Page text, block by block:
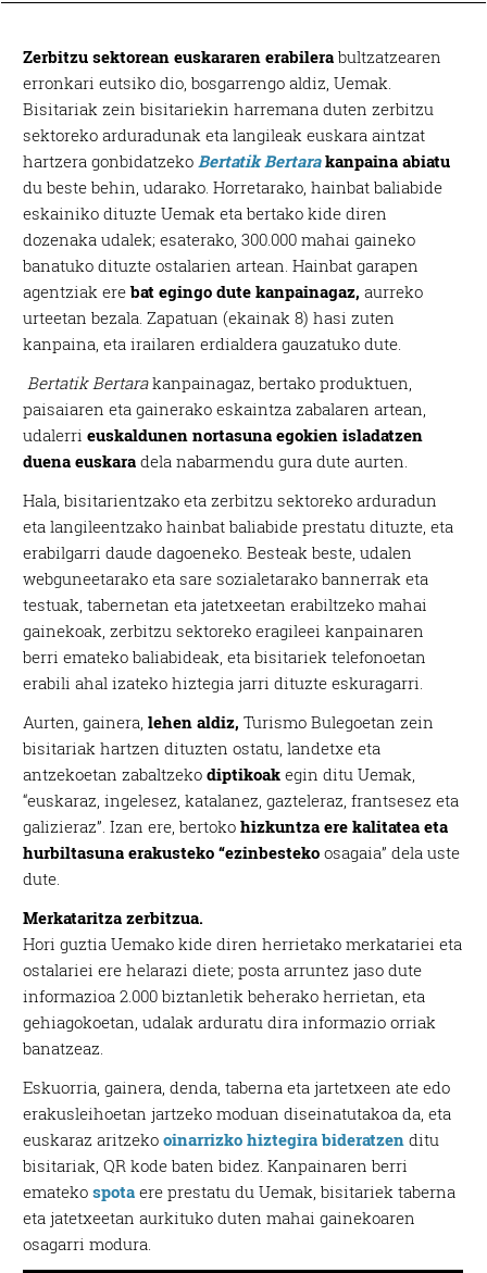
Zerbitzu sektorean euskararen erabilera bultzatzearen
erronkari eutsiko dio, bosgarrengo aldiz, Uemak.
Bisitariak zein bisitariekin harremana duten zerbitzu
sektoreko arduradunak eta langileak euskara aintzat
hartzera gonbidatzekoBertatik Bertarakanpaina abiatu
du beste behin, udarako. Horretarako, hainbat baliabide
eskainiko dituzte Uemak eta bertako kide diren
dozenaka udalek; esaterako, 300.000 mahai gaineko
banatuko dituzte ostalarien artean. Hainbat garapen
agentziak erebat egingo dute kanpainagaz, aurreko
urteetan bezala. Zapatuan (ekainak 8) hasi zuten
kanpaina, eta irailaren erdialdera gauzatuko dute.
Bertatik Bertarakanpainagaz, bertako produktuen,
paisaiaren eta gainerako eskaintza zabalaren artean,
udalerrieuskaldunen nortasuna egokien isladatzen
duena euskara dela nabarmendu gura dute aurten.
Hala, bisitarientzako eta zerbitzu sektoreko arduradun
eta langileentzako hainbat baliabide prestatu dituzte, eta
erabilgarri daude dagoeneko. Besteak beste, udalen
webguneetarako eta sare sozialetarako bannerrak eta
testuak, tabernetan eta jatetxeetan erabiltzeko mahai
gainekoak, zerbitzu sektoreko eragileei kanpainaren
berri emateko baliabideak, eta bisitariek telefonoetan
erabili ahal izateko hiztegia jarri dituzte eskuragarri.
Aurten, gainera,lehen aldiz, Turismo Bulegoetan zein
bisitariak hartzen dituzten ostatu, landetxe eta
antzekoetan zabaltzekodiptikoak egin ditu Uemak,
“euskaraz, ingelesez, katalanez, gazteleraz, frantsesez eta
galizieraz”. Izan ere, bertoko hizkuntza ere kalitatea eta
hurbiltasuna erakusteko “ezinbesteko osagaia” dela uste
dute.
Merkataritza zerbitzua.
Hori guztia Uemako kide diren herrietako merkatariei eta
ostalariei ere helarazi diete; posta arruntez jaso dute
informazioa 2.000 biztanletik beherako herrietan, eta
gehiagokoetan, udalak arduratu dira informazio orriak
banatzeaz.
Eskuorria, gainera, denda, taberna eta jartetxeen ate edo
erakusleihoetan jartzeko moduan diseinatutakoa da, eta
euskaraz aritzekooinarrizko hiztegira bideratzen ditu
bisitariak, QR kode baten bidez. Kanpainaren berri
ematekospota ere prestatu du Uemak, bisitariek taberna
eta jatetxeetan aurkituko duten mahai gainekoaren
osagarri modura.